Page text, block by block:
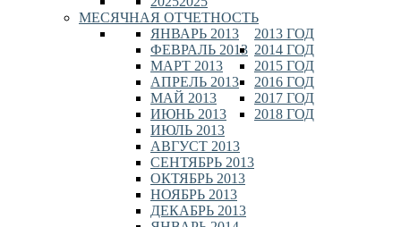
МЕСЯЧНАЯ ОТЧЕТНОСТЬ
2013 ГОД
ЯНВАРЬ 2013
ФЕВРАЛЬ 2013
МАРТ 2013
АПРЕЛЬ 2013
МАЙ 2013
ИЮНЬ 2013
ИЮЛЬ 2013
АВГУСТ 2013
СЕНТЯБРЬ 2013
ОКТЯБРЬ 2013
НОЯБРЬ 2013
ДЕКАБРЬ 2013
2014 ГОД
2015 ГОД
2016 ГОД
2017 ГОД
2018 ГОД